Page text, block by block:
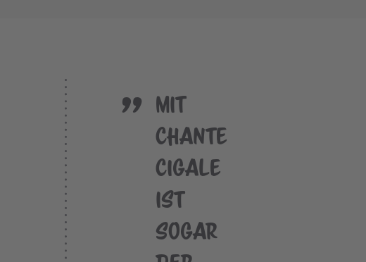
" Mit
Chante
Cigale
ist
sogar